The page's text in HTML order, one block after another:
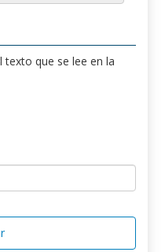
texto que se lee en la